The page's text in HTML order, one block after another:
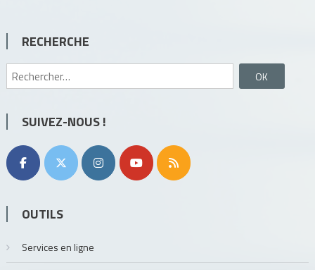
RECHERCHE
Rechercher :
SUIVEZ-NOUS !
OUTILS
Services en ligne